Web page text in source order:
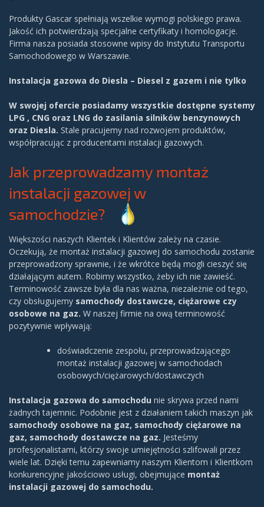
Produkty Gascar spełniają wszelkie wymogi polskiego prawa.
Jakość ich potwierdzają specjalne certyfikaty i homologacje.
Firma nasza posiada stosowne wpisy do Instytutu Transportu
Samochodowego w Warszawie.
Instalacja gazowa do Diesla – Diesel z gazem i nie tylko
W swojej ofercie posiadamy wszystkie dostępne systemy
LPG , CNG oraz LNG do zasilania silników benzynowych
oraz Diesla. Stale pracujemy nad rozwojem produktów,
współpracując z producentami instalacji gazowych.
Jak przeprowadzamy montaż
instalacji gazowej w
samochodzie?
Większości naszych Klientek i Klientów zależy na czasie.
Oczekują, że montaż instalacji gazowej do samochodu zostanie
przeprowadzony sprawnie, i że wkrótce będą mogli cieszyć się
działającym autem. Robimy wszystko, żeby ich nie zawieść.
Terminowość zawsze była dla nas ważna, niezależnie od tego,
czy obsługujemy samochody dostawcze, ciężarowe czy
osobowe na gaz. W naszej firmie na ową terminowość
pozytywnie wpływają:
doświadczenie zespołu, przeprowadzającego
montaż instalacji gazowej w samochodach
osobowych/ciężarowych/dostawczych
Instalacja gazowa do samochodu nie skrywa przed nami
żadnych tajemnic. Podobnie jest z działaniem takich maszyn jak
samochody osobowe na gaz, samochody ciężarowe na
gaz, samochody dostawcze na gaz. Jesteśmy
profesjonalistami, którzy swoje umiejętności szlifowali przez
wiele lat. Dzięki temu zapewniamy naszym Klientom i Klientkom
konkurencyjne jakościowo usługi, obejmujące montaż
instalacji gazowej do samochodu.